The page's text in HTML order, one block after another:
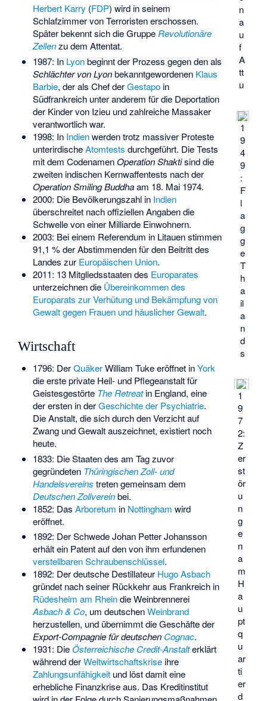
n
a
u
f
A
tt
u
1
9
4
9
:
F
l
a
g
g
e
T
h
a
il
a
n
d
s
1
9
7
2:
Z
er
st
ör
u
n
g
e
n
a
m
H
a
u
pt
q
u
ar
ti
er
d
Herbert Karry (FDP) wird in seinem
Schlafzimmer von Terroristen erschossen.
Später bekennt sich die Gruppe Revolutionäre
Zellenzu dem Attentat.
1987: In Lyonbeginnt der Prozess gegen den als
Schlächter von Lyonbekanntgewordenen Klaus
Barbie, der als Chef derGestapoin
Südfrankreich unter anderem für die Deportation
der Kinder von Izieuund zahlreiche Massaker
verantwortlich war.
1998: In Indienwerden trotz massiver Proteste
unterirdischeAtomtests durchgeführt. Die Tests
mit dem CodenamenOperation Shaktisind die
zweiten indischen Kernwaffentests nach der
Operation Smiling Buddhaam 18. Mai 1974.
2000: Die Bevölkerungszahl in Indien
überschreitet nach offiziellen Angaben die
Schwelle von einer Milliarde Einwohnern.
2003: Bei einem Referendum in Litauenstimmen
91,1 % der Abstimmenden für den Beitritt des
Landes zur Europäischen Union.
2011: 13 Mitgliedsstaaten des Europarates
unterzeichnen die Übereinkommen des
Europarats zur Verhütung und Bekämpfung von
Gewalt gegen Frauen und häuslicher Gewalt.
Wirtschaft
1796: DerQuäkerWilliam Tuke eröffnet inYork
die erste private Heil- und Pflegeanstalt für
Geistesgestörte The Retreatin England, eine
der ersten in derGeschichte der Psychiatrie.
Die Anstalt, die sich durch den Verzicht auf
Zwang und Gewalt auszeichnet, existiert noch
heute.
1833: Die Staaten des am Tag zuvor
gegründeten Thüringischen Zoll- und
Handelsvereins treten gemeinsam dem
Deutschen Zollvereinbei.
1852: Das Arboretum in Nottingham wird
eröffnet.
1892: Der SchwedeJohan Petter Johansson
erhält ein Patent auf den von ihm erfundenen
verstellbaren Schraubenschlüssel.
1892: Der deutsche Destillateur Hugo Asbach
gründet nach seiner Rückkehr aus Frankreich in
Rüdesheim am Rheindie Weinbrennerei
Asbach & Co, um deutschenWeinbrand
herzustellen, und übernimmt die Geschäfte der
Export-Compagnie für deutschen Cognac.
1931: DieÖsterreichische Credit-Anstalterklärt
während derWeltwirtschaftskriseihre
Zahlungsunfähigkeitund löst damit eine
erhebliche Finanzkrise aus. Das Kreditinstitut